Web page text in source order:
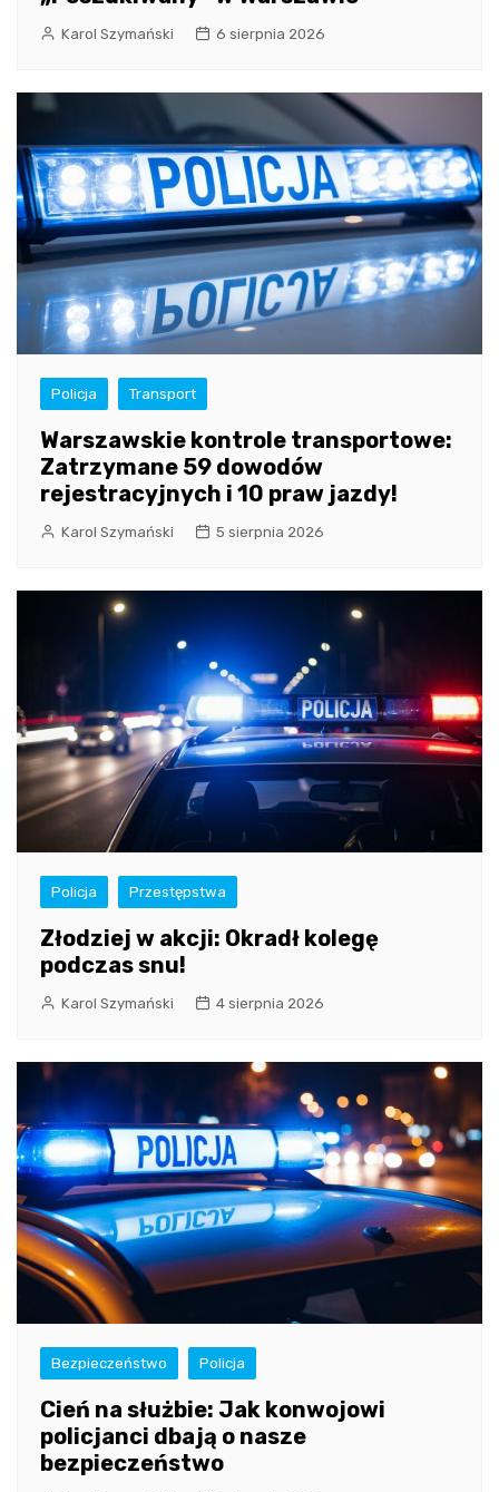
Karol Szymański 6 sierpnia 2026
Policja Transport
Warszawskie kontrole transportowe:
Zatrzymane 59 dowodów
rejestracyjnych i 10 praw jazdy!
Karol Szymański 5 sierpnia 2026
Policja Przestępstwa
Złodziej w akcji: Okradł kolegę
podczas snu!
Karol Szymański 4 sierpnia 2026
Bezpieczeństwo Policja
Cień na służbie: Jak konwojowi
policjanci dbają o nasze
bezpieczeństwo